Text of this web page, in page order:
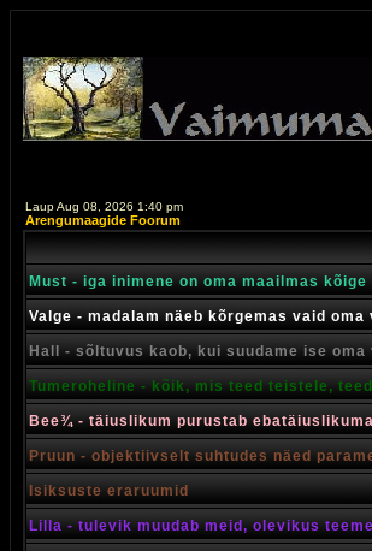
Laup Aug 08, 2026 1:40 pm
Arengumaagide Foorum
Must - iga inimene on oma maailmas kõige
Valge - madalam näeb kõrgemas vaid
Hall - sõltuvus kaob, kui suudame ise oma
Tumeroheline - kõik, mis teed teistele,
Bee¾ - täiuslikum purustab ebatäiuslikuma
Pruun - objektiivselt suhtudes näed
Isiksuste eraruumid
Lilla - tulevik muudab meid, olevikus